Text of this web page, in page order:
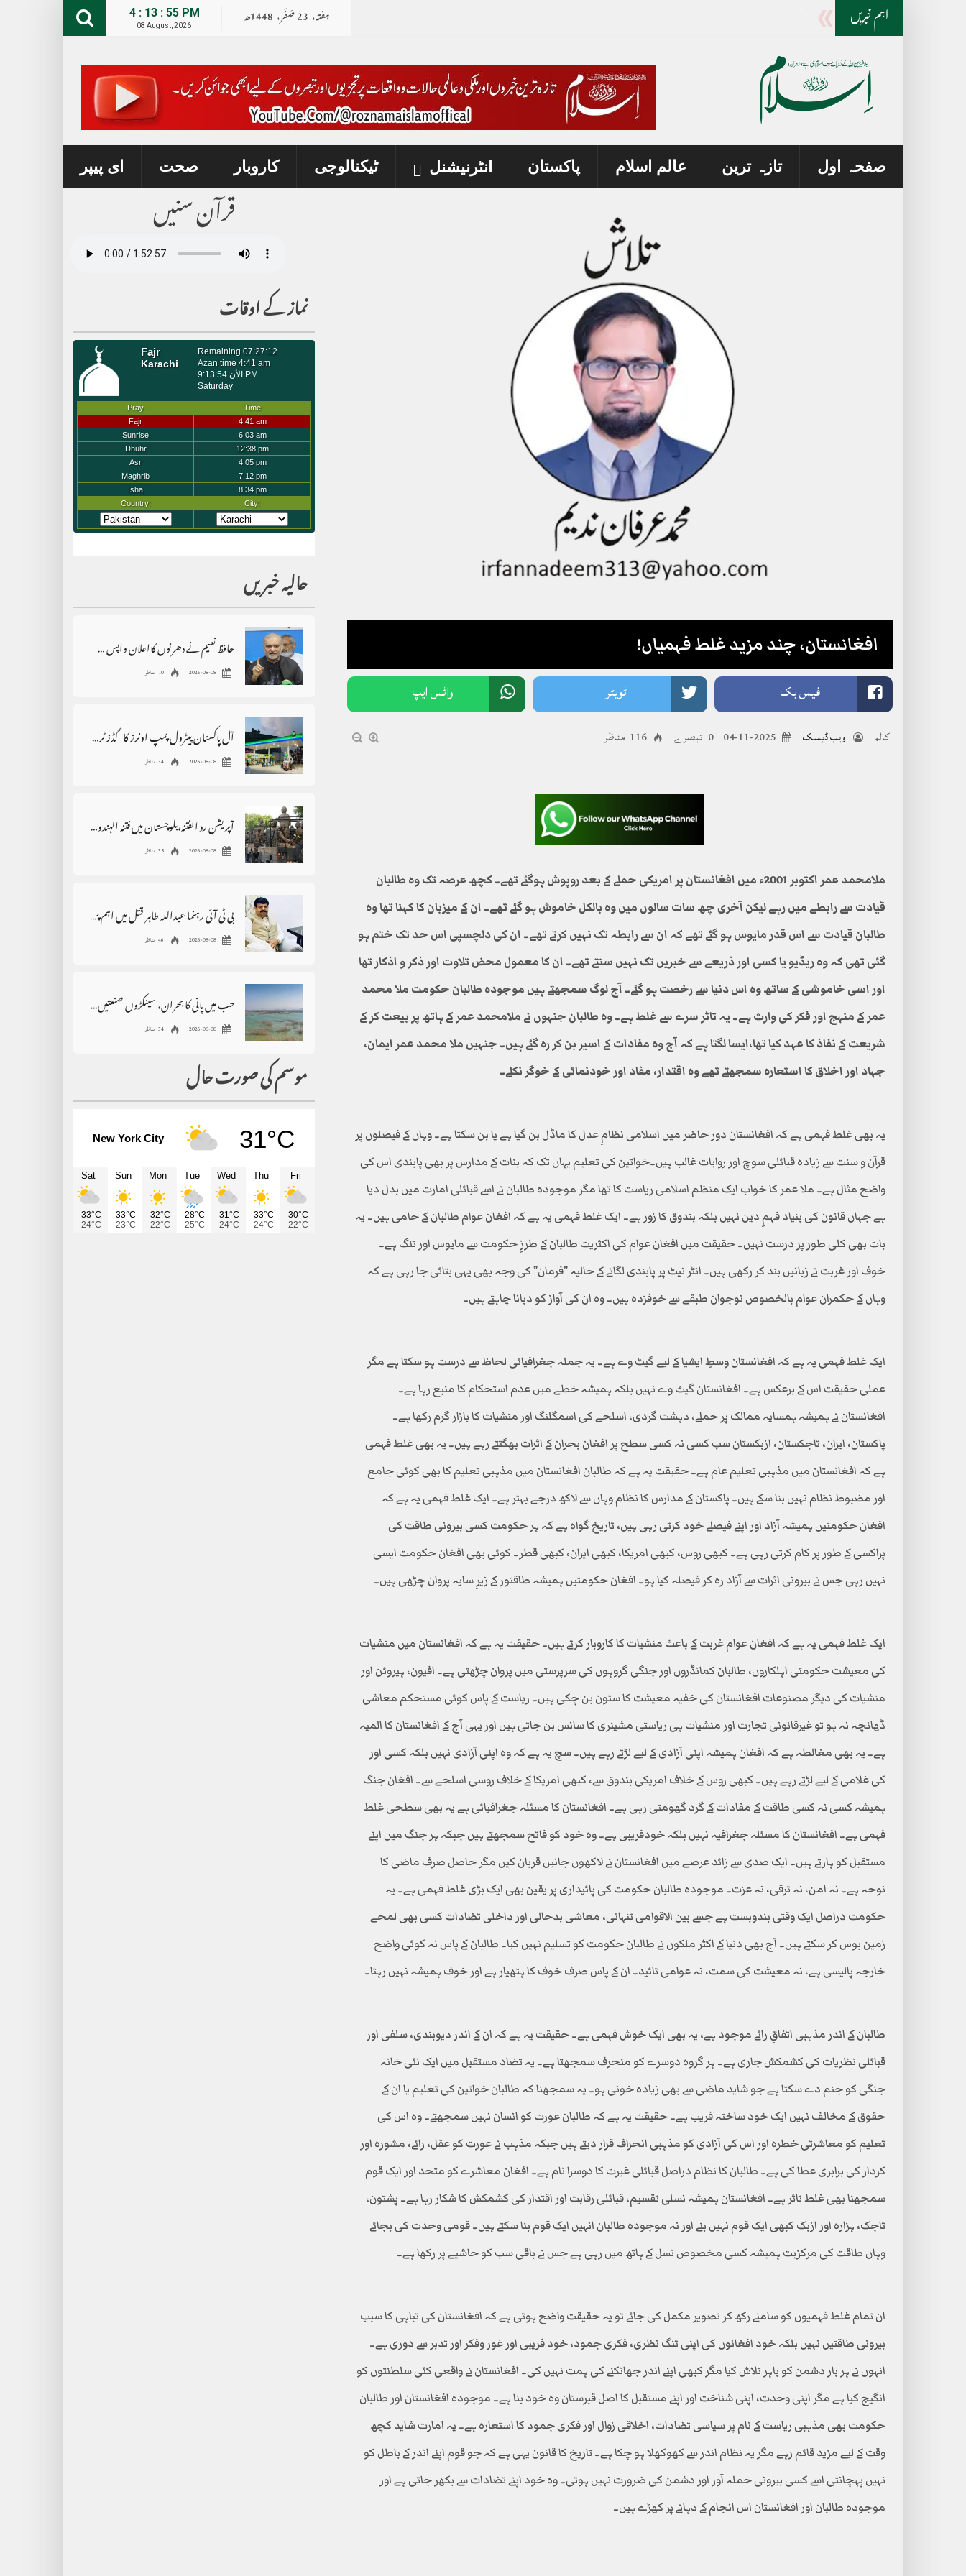
4 : 13 : 56 PM
08 August, 2026 ہفتہ،23صــَــفــَــر،1448ھ اہم خبریں
صفحہ اول تازہ ترین عالم اسلام پاکستان انٹرنیشنل ٹیکنالوجی کاروبار صحت ای پیپر
افغانستان، چند مزید غلط فہمیاں!
فیس بک ٹویٹر واٹس ایپ
کالم ویب ڈیسک 2025-11-04 0 تبصرے 116 مناظر
ملامحمد عمر اکتوبر 2001ء میں افغانستان پر امریکی حملے کے بعد روپوش ہوگئے تھے۔ کچھ عرصہ تک وہ طالبان
قیادت سے رابطے میں رہے لیکن آخری چھ سات سالوں میں وہ بالکل خاموش ہو گئے تھے۔ ان کے میزبان کا کہنا تھا وہ
طالبان قیادت سے اس قدر مایوس ہو گئے تھے کہ ان سے رابطہ تک نہیں کرتے تھے۔ ان کی دلچسپی اس حد تک ختم ہو
گئی تھی کہ وہ ریڈیو یا کسی اور ذریعے سے خبریں تک نہیں سنتے تھے۔ ان کا معمول محض تلاوت اور ذکر و اذکار تھا
اور اسی خاموشی کے ساتھ وہ اس دنیا سے رخصت ہو گئے۔ آج لوگ سمجھتے ہیں موجودہ طالبان حکومت ملا محمد
عمر کے منہج اور فکر کی وارث ہے۔ یہ تاثر سرے سے غلط ہے۔ وہ طالبان جنہوں نے ملامحمد عمر کے ہاتھ پر بیعت کر کے
شریعت کے نفاذ کا عہد کیا تھا،ایسا لگتا ہے کہ آج وہ مفادات کے اسیر بن کر رہ گئے ہیں۔ جنہیں ملا محمد عمر ایمان،
جہاد اور اخلاق کا استعارہ سمجھتے تھے وہ اقتدار، مفاد اور خودنمائی کے خوگر نکلے۔
یہ بھی غلط فہمی ہے کہ افغانستان دور حاضر میں اسلامی نظامِ عدل کا ماڈل بن گیا ہے یا بن سکتا ہے۔ وہاں کے فیصلوں پر
قرآن و سنت سے زیادہ قبائلی سوچ اور روایات غالب ہیں۔خواتین کی تعلیم یہاں تک کہ بنات کے مدارس پر بھی پابندی اس کی
واضح مثال ہے۔ ملا عمر کا خواب ایک منظم اسلامی ریاست کا تھا مگر موجودہ طالبان نے اسے قبائلی امارت میں بدل دیا
ہے جہاں قانون کی بنیاد فہمِ دین نہیں بلکہ بندوق کا زور ہے۔ ایک غلط فہمی یہ ہے کہ افغان عوام طالبان کے حامی ہیں۔ یہ
بات بھی کلی طور پر درست نہیں۔ حقیقت میں افغان عوام کی اکثریت طالبان کے طرزِ حکومت سے مایوس اور تنگ ہے۔
خوف اور غربت نے زبانیں بند کر رکھی ہیں۔ انٹر نیٹ پر پابندی لگانے کے حالیہ ”فرمان” کی وجہ بھی یہی بتائی جا رہی ہے کہ
وہاں کے حکمران عوام بالخصوص نوجوان طبقے سے خوفزدہ ہیں۔ وہ ان کی آواز کو دبانا چاہتے ہیں۔
ایک غلط فہمی یہ ہے کہ افغانستان وسطِ ایشیا کے لیے گیٹ وے ہے۔ یہ جملہ جغرافیائی لحاظ سے درست ہو سکتا ہے مگر
عملی حقیقت اس کے برعکس ہے۔ افغانستان گیٹ وے نہیں بلکہ ہمیشہ خطے میں عدم استحکام کا منبع رہا ہے۔
افغانستان نے ہمیشہ ہمسایہ ممالک پر حملے، دہشت گردی، اسلحے کی اسمگلنگ اور منشیات کا بازار گرم رکھا ہے۔
پاکستان، ایران، تاجکستان، ازبکستان سب کسی نہ کسی سطح پر افغان بحران کے اثرات بھگتتے رہے ہیں۔ یہ بھی غلط فہمی
ہے کہ افغانستان میں مذہبی تعلیم عام ہے۔ حقیقت یہ ہے کہ طالبان افغانستان میں مذہبی تعلیم کا بھی کوئی جامع
اور مضبوط نظام نہیں بنا سکے ہیں۔ پاکستان کے مدارس کا نظام وہاں سے لاکھ درجے بہتر ہے۔ ایک غلط فہمی یہ ہے کہ
افغان حکومتیں ہمیشہ آزاد اور اپنے فیصلے خود کرتی رہی ہیں، تاریخ گواہ ہے کہ ہر حکومت کسی بیرونی طاقت کی
پراکسی کے طور پر کام کرتی رہی ہے۔ کبھی روس، کبھی امریکا، کبھی ایران، کبھی قطر۔ کوئی بھی افغان حکومت ایسی
نہیں رہی جس نے بیرونی اثرات سے آزاد رہ کر فیصلہ کیا ہو۔ افغان حکومتیں ہمیشہ طاقتور کے زیرِ سایہ پروان چڑھی ہیں۔
ایک غلط فہمی یہ ہے کہ افغان عوام غربت کے باعث منشیات کا کاروبار کرتے ہیں۔ حقیقت یہ ہے کہ افغانستان میں منشیات
کی معیشت حکومتی اہلکاروں، طالبان کمانڈروں اور جنگی گروہوں کی سرپرستی میں پروان چڑھتی ہے۔ افیون، ہیروئن اور
منشیات کی دیگر مصنوعات افغانستان کی خفیہ معیشت کا ستون بن چکی ہیں۔ ریاست کے پاس کوئی مستحکم معاشی
ڈھانچہ نہ ہو تو غیرقانونی تجارت اور منشیات ہی ریاستی مشینری کا سانس بن جاتی ہیں اور یہی آج کے افغانستان کا المیہ
ہے۔ یہ بھی مغالطہ ہے کہ افغان ہمیشہ اپنی آزادی کے لیے لڑتے رہے ہیں۔ سچ یہ ہے کہ وہ اپنی آزادی نہیں بلکہ کسی اور
کی غلامی کے لیے لڑتے رہے ہیں۔ کبھی روس کے خلاف امریکی بندوق سے، کبھی امریکا کے خلاف روسی اسلحے سے۔ افغان جنگ
ہمیشہ کسی نہ کسی طاقت کے مفادات کے گرد گھومتی رہی ہے۔ افغانستان کا مسئلہ جغرافیائی ہے یہ بھی سطحی غلط
فہمی ہے۔ افغانستان کا مسئلہ جغرافیہ نہیں بلکہ خودفریبی ہے۔ وہ خود کو فاتح سمجھتے ہیں جبکہ ہر جنگ میں اپنے
مستقبل کو ہارتے ہیں۔ ایک صدی سے زائد عرصے میں افغانستان نے لاکھوں جانیں قربان کیں مگر حاصل صرف ماضی کا
نوحہ ہے۔ نہ امن، نہ ترقی، نہ عزت۔ موجودہ طالبان حکومت کی پائیداری پر یقین بھی ایک بڑی غلط فہمی ہے۔ یہ
حکومت دراصل ایک وقتی بندوبست ہے جسے بین الاقوامی تنہائی، معاشی بدحالی اور داخلی تضادات کسی بھی لمحے
زمین بوس کر سکتے ہیں۔ آج بھی دنیا کے اکثر ملکوں نے طالبان حکومت کو تسلیم نہیں کیا۔ طالبان کے پاس نہ کوئی واضح
خارجہ پالیسی ہے، نہ معیشت کی سمت، نہ عوامی تائید۔ ان کے پاس صرف خوف کا ہتھیار ہے اور خوف ہمیشہ نہیں رہتا۔
طالبان کے اندر مذہبی اتفاقِ رائے موجود ہے، یہ بھی ایک خوش فہمی ہے۔ حقیقت یہ ہے کہ ان کے اندر دیوبندی، سلفی اور
قبائلی نظریات کی کشمکش جاری ہے۔ ہر گروہ دوسرے کو منحرف سمجھتا ہے۔ یہ تضاد مستقبل میں ایک نئی خانہ
جنگی کو جنم دے سکتا ہے جو شاید ماضی سے بھی زیادہ خونی ہو۔ یہ سمجھنا کہ طالبان خواتین کی تعلیم یا ان کے
حقوق کے مخالف نہیں ایک خود ساختہ فریب ہے۔ حقیقت یہ ہے کہ طالبان عورت کو انسان نہیں سمجھتے۔ وہ اس کی
تعلیم کو معاشرتی خطرہ اور اس کی آزادی کو مذہبی انحراف قرار دیتے ہیں جبکہ مذہب نے عورت کو عقل، رائے، مشورہ اور
کردار کی برابری عطا کی ہے۔ طالبان کا نظام دراصل قبائلی غیرت کا دوسرا نام ہے۔ افغان معاشرے کو متحد اور ایک قوم
سمجھنا بھی غلط تاثر ہے۔ افغانستان ہمیشہ نسلی تقسیم، قبائلی رقابت اور اقتدار کی کشمکش کا شکار رہا ہے۔ پشتون،
تاجک، ہزارہ اور ازبک کبھی ایک قوم نہیں بنے اور نہ موجودہ طالبان انہیں ایک قوم بنا سکتے ہیں۔ قومی وحدت کی بجائے
وہاں طاقت کی مرکزیت ہمیشہ کسی مخصوص نسل کے ہاتھ میں رہی ہے جس نے باقی سب کو حاشیے پر رکھا ہے۔
ان تمام غلط فہمیوں کو سامنے رکھ کر تصویر مکمل کی جائے تو یہ حقیقت واضح ہوتی ہے کہ افغانستان کی تباہی کا سبب
بیرونی طاقتیں نہیں بلکہ خود افغانوں کی اپنی تنگ نظری، فکری جمود، خود فریبی اور غور وفکر اور تدبر سے دوری ہے۔
انہوں نے ہر بار دشمن کو باہر تلاش کیا مگر کبھی اپنے اندر جھانکنے کی ہمت نہیں کی۔ افغانستان نے واقعی کئی سلطنتوں کو
انگیج کیا ہے مگر اپنی وحدت، اپنی شناخت اور اپنے مستقبل کا اصل قبرستان وہ خود بنا ہے۔ موجودہ افغانستان اور طالبان
حکومت بھی مذہبی ریاست کے نام پر سیاسی تضادات، اخلاقی زوال اور فکری جمود کا استعارہ ہے۔ یہ امارت شاید کچھ
وقت کے لیے مزید قائم رہے مگر یہ نظام اندر سے کھوکھلا ہو چکا ہے۔ تاریخ کا قانون یہی ہے کہ جو قوم اپنے اندر کے باطل کو
نہیں پہچانتی اسے کسی بیرونی حملہ آور اور دشمن کی ضرورت نہیں ہوتی۔ وہ خود اپنے تضادات سے بکھر جاتی ہے اور
موجودہ طالبان اور افغانستان اس انجام کے دہانے پر کھڑے ہیں۔
قرآن سنیں
نماز کے اوقات
حالیہ خبریں
حافظ نعیم نے دھرنوں کااعلان واپس لے لیا
2026-08-08 10 مناظر
آل پاکستان پیٹرول پمپ اونرز کا گڈز ٹرانسپورٹرز کی ہڑتال کی حمایت کا اعلان
2026-08-08 34 مناظر
آپریشن رد الفتنہ،بلوچستان میں فتنہ الہندوستان کے 3دہشت گرد ہلاک
2026-08-08 35 مناظر
پی ٹی آئی رہنما عبداللہ طاہر قتل میں اہم پیشرفت،2خواتین گرفتار
2026-08-08 46 مناظر
حب میں پانی کا بحران، سینکڑوں صنعتیں بند ، بے روزگاری بڑھنے کے خدشات
2026-08-08 34 مناظر
موسم کی صورت حال
New York City 31°C
Sat
33°C
24°C
Sun
33°C
23°C
Mon
32°C
22°C
Tue
28°C
25°C
Wed
31°C
24°C
Thu
33°C
24°C
Fri
30°C
22°C